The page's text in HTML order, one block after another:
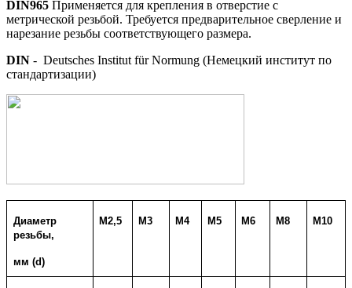
DIN965 Применяется для крепления в отверстие с
метрической резьбой. Требуется предварительное сверление и
нарезание резьбы соответствующего размера.
DIN - Deutsches Institut für Normung (Немецкий институт по
стандартизации)
Диаметр
резьбы,
мм (d)
M2,5 M3 M4 M5 M6 M8 M10